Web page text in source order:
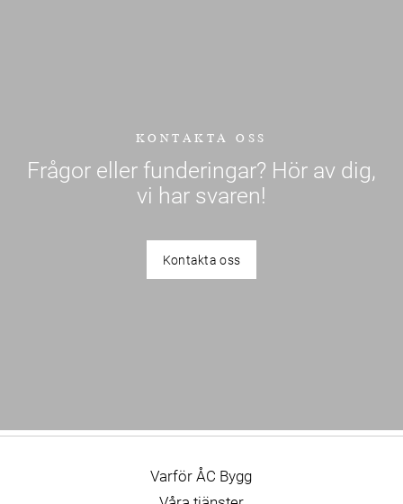
KONTAKTA OSS
Frågor eller funderingar? Hör av dig,
vi har svaren!
Kontakta oss
Varför ÅC Bygg